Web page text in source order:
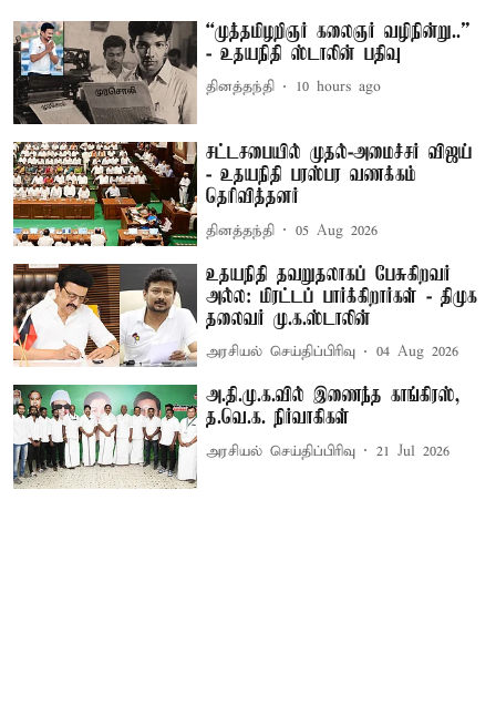
“முத்தமிழறிஞர் கலைஞர் வழிநின்று..”
- உதயநிதி ஸ்டாலின் பதிவு
தினத்தந்தி 10 hours ago
சட்டசபையில் முதல்-அமைச்சர் விஜய்
- உதயநிதி பரஸ்பர வணக்கம்
தெரிவித்தனர்
தினத்தந்தி 05 Aug 2026
உதயநிதி தவறுதலாகப் பேசுகிறவர்
அல்ல: மிரட்டப் பார்க்கிறார்கள் - திமுக
தலைவர் மு.க.ஸ்டாலின்
அரசியல் செய்திப்பிரிவு 04 Aug 2026
அ.தி.மு.க.வில் இணைந்த காங்கிரஸ்,
த.வெ.க. நிர்வாகிகள்
அரசியல் செய்திப்பிரிவு 21 Jul 2026